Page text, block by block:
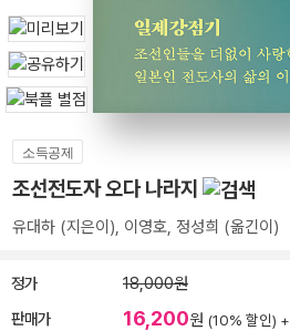
소득공제
조선전도자 오다 나라지
유대하 (지은이), 이영호, 정성희 (옮긴이)
정가 18,000원
판매가 16,200원 (10% 할인) +